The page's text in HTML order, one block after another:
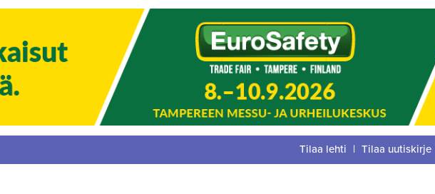
Tilaa lehti | Tilaa uutiskirje
:Facebook
Twitter